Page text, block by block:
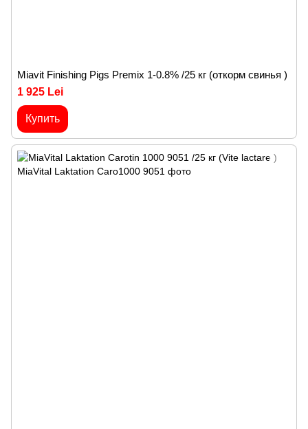
Miavit Finishing Pigs Premix 1-0.8% /25 кг (откорм свинья )
1 925 Lei
Купить